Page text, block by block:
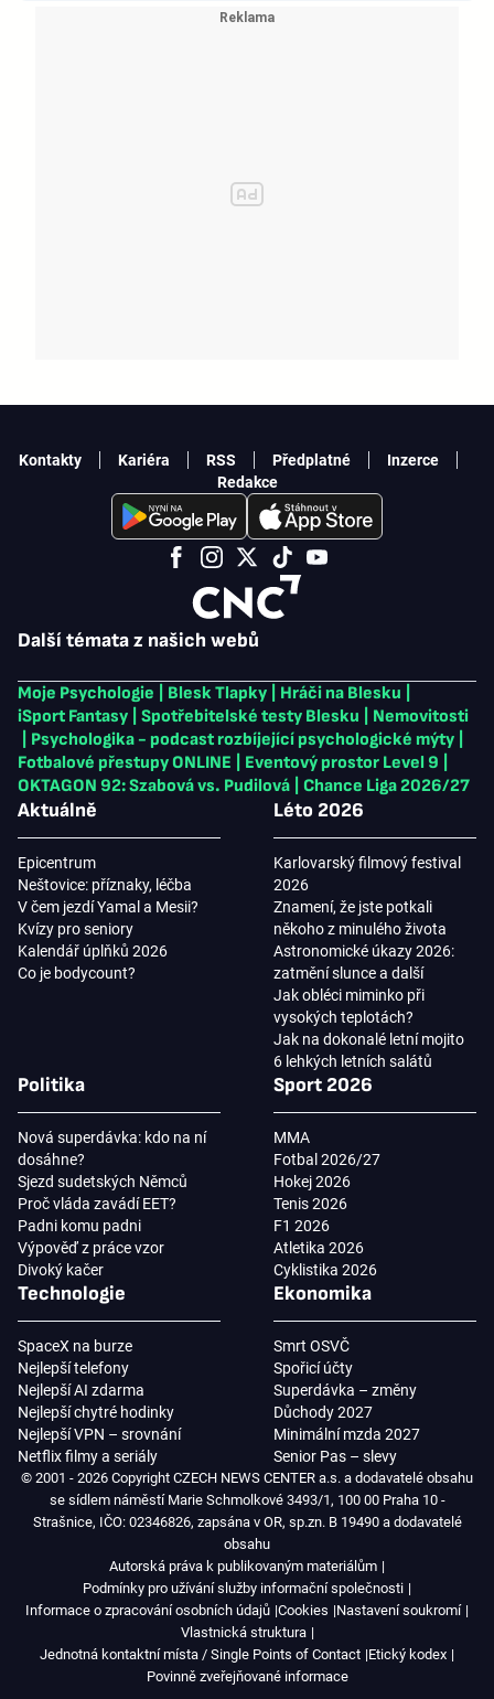
Další témata z našich webů
Moje Psychologie Blesk Tlapky Hráči na Blesku
iSport Fantasy
Spotřebitelské testy Blesku
Nemovitosti
Psychologika - podcast rozbíjející psychologické mýty
Fotbalové přestupy ONLINE
Eventový prostor Level 9
OKTAGON 92: Szabová vs. Pudilová
Chance Liga 2026/27
Aktuálně
Epicentrum
Neštovice: příznaky, léčba
V čem jezdí Yamal a Mesii?
Kvízy pro seniory
Kalendář úplňků 2026
Co je bodycount?
Léto 2026
Karlovarský filmový festival
2026
Znamení, že jste potkali
někoho z minulého života
Astronomické úkazy 2026:
zatmění slunce a další
Jak obléci miminko při
vysokých teplotách?
Jak na dokonalé letní mojito
6 lehkých letních salátů
Politika
Nová superdávka: kdo na ní
dosáhne?
Sjezd sudetských Němců
Proč vláda zavádí EET?
Padni komu padni
Výpověď z práce vzor
Divoký kačer
Sport 2026
MMA
Fotbal 2026/27
Hokej 2026
Tenis 2026
F1 2026
Atletika 2026
Cyklistika 2026
Technologie
SpaceX na burze
Nejlepší telefony
Nejlepší AI zdarma
Nejlepší chytré hodinky
Nejlepší VPN – srovnání
Netflix filmy a seriály
Ekonomika
Smrt OSVČ
Spořicí účty
Superdávka – změny
Důchody 2027
Minimální mzda 2027
Senior Pas – slevy
Kontakty Kariéra RSS Předplatné
Inzerce
Redakce
© 2001 - 2026 Copyright CZECH NEWS CENTER a.s. a dodavatelé obsahu
se sídlem náměstí Marie Schmolkové 3493/1, 100 00 Praha 10 -
Strašnice, IČO: 02346826, zapsána v OR, sp.zn. B 19490 a dodavatelé
obsahu
Autorská práva k publikovaným materiálům
Podmínky pro užívání služby informační společnosti
Informace o zpracování osobních údajů Cookies Nastavení soukromí
Vlastnická struktura
Jednotná kontaktní místa / Single Points of Contact Etický kodex
Povinně zveřejňované informace